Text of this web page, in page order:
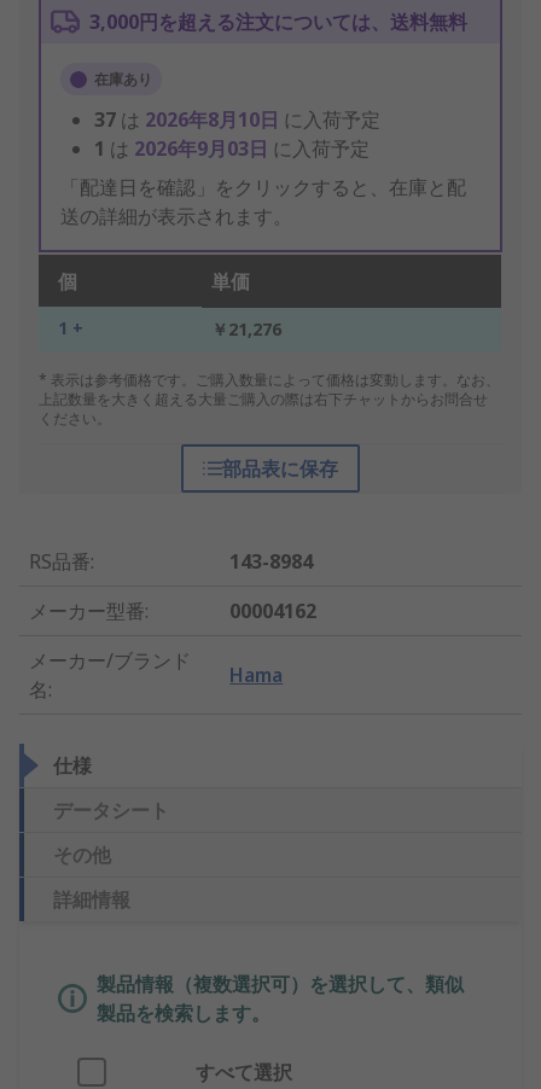
3,000円を超える注文については、送料無料
在庫あり
37 は 2026年8月10日 に入荷予定
1 は 2026年9月03日 に入荷予定
「配達日を確認」をクリックすると、在庫と配
送の詳細が表示されます。
個 単価
1 + ￥21,276
* 表示は参考価格です。ご購入数量によって価格は変動します。なお、
上記数量を大きく超える大量ご購入の際は右下チャットからお問合せ
ください。
部品表に保存
RS品番:
143-8984
メーカー型番:
00004162
メーカー/ブランド
名:
Hama
仕様
データシート
その他
詳細情報
製品情報（複数選択可）を選択して、類似
製品を検索します。
すべて選択